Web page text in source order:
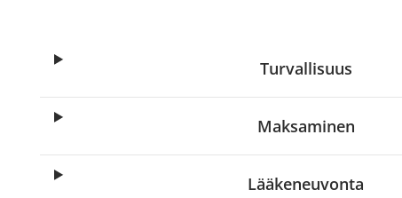
Turvallisuus
Maksaminen
Lääkeneuvonta